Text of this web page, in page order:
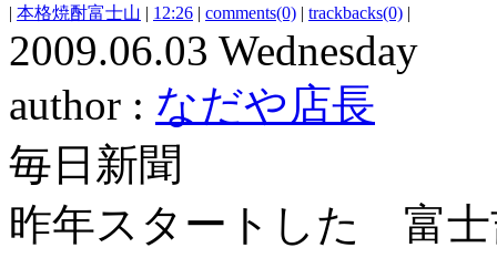
| 本格焼酎富士山 | 12:26 | comments(0) | trackbacks(0) |
2009.06.03 Wednesday
author : なだや店長
毎日新聞
昨年スタートした 富士